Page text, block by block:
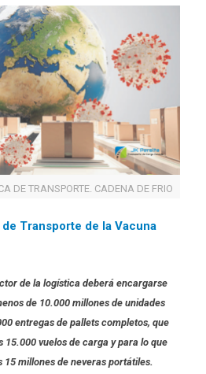
DE TRANSPORTE. CADENA DE FRIO
Transporte de la Vacuna
de la logística deberá encargarse
de 10.000 millones de unidades
entregas de pallets completos, que
15.000 vuelos de carga y para lo que
15 millones de neveras portátiles.